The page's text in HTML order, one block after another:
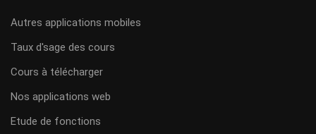
Autres applications mobiles
Taux d'sage des cours
Cours à télécharger
Nos applications web
Etude de fonctions